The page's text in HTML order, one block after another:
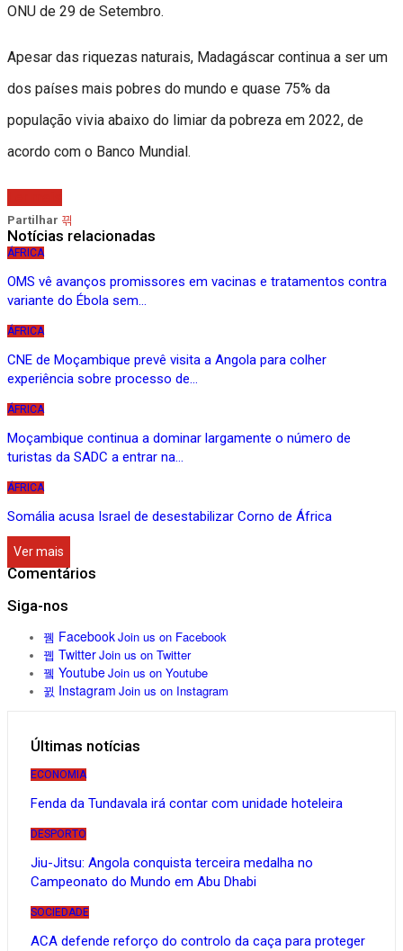
ONU de 29 de Setembro.
Apesar das riquezas naturais, Madagáscar continua a ser um
dos países mais pobres do mundo e quase 75% da
população vivia abaixo do limiar da pobreza em 2022, de
acordo com o Banco Mundial.
Partilhar
Notícias relacionadas
ÁFRICA
OMS vê avanços promissores em vacinas e tratamentos contra
variante do Ébola sem…
ÁFRICA
CNE de Moçambique prevê visita a Angola para colher
experiência sobre processo de…
ÁFRICA
Moçambique continua a dominar largamente o número de
turistas da SADC a entrar na…
ÁFRICA
Somália acusa Israel de desestabilizar Corno de África
Ver mais
Comentários
Siga-nos
FacebookJoin us on Facebook
TwitterJoin us on Twitter
YoutubeJoin us on Youtube
Instagram Join us on Instagram
Últimas notícias
ECONOMIA
Fenda da Tundavala irá contar com unidade hoteleira
DESPORTO
Jiu-Jitsu: Angola conquista terceira medalha no
Campeonato do Mundo em Abu Dhabi
SOCIEDADE
ACA defende reforço do controlo da caça para proteger